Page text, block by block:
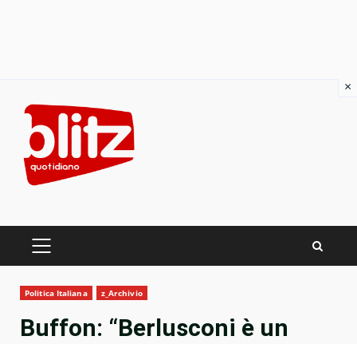
content
PRIMARY
Politica Italiana z_Archivio
Buffon: “Berlusconi è un
×